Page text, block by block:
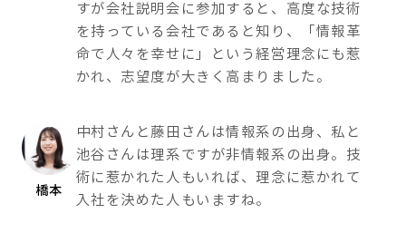
すが会社説明会に参加すると、高度な技術
を持っている会社であると知り、「情報革
命で人々を幸せに」という経営理念にも惹
かれ、志望度が大きく高まりました。
橋本
中村さんと藤田さんは情報系の出身、私と
池谷さんは理系ですが非情報系の出身。技
術に惹かれた人もいれば、理念に惹かれて
入社を決めた人もいますね。